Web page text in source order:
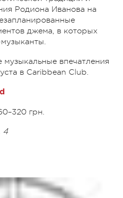
Родиона Иванова на
джема, в которых
впечатления
в Caribbean Club.
грн.
4